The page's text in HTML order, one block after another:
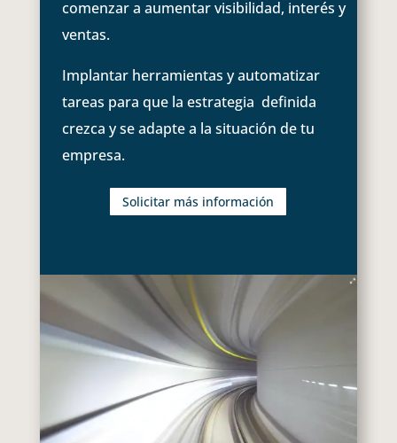
comenzar a aumentar visibilidad, interés y
ventas.
Implantar herramientas y automatizar
tareas para que la estrategia definida
crezca y se adapte a la situación de tu
empresa.
Solicitar más información